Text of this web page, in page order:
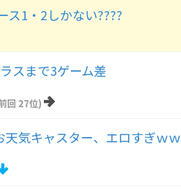
ス1・2しかない????
スまで3ゲーム差
回 27位)
天気キャスター、エロすぎｗｗ